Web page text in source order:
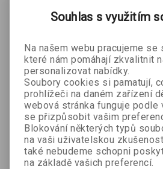
Keltská
mytologie
Finn D. Moore
809 Kč 899 Kč
Všichni
panovníci
českých
zemí
(měkká
Tereza Nickel,
Helena
Plocková
224 Kč 249 Kč
Souhlas s využitím
Na našem webu pracujeme se
které nám pomáhají zkvalitnit
personalizovat nabídky.
Soubory cookies si pamatují,
prohlížeči na daném zařízení
webová stránka funguje podle
se přizpůsobit vašim
Blokování některých typů
na vaši uživatelskou
také nebudeme schopni
na základě vašich preferencí.